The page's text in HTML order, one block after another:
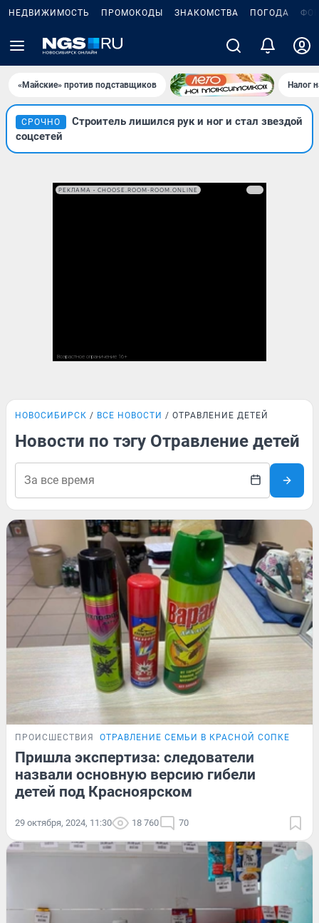
НЕДВИЖИМОСТЬ ПРОМОКОДЫ ЗНАКОМСТВА ПОГОДА
«Майские» против подставщиков Налог
СРОЧНО
Строитель лишился рук и ног и стал звездой
соцсетей
РЕКЛАМА • CHOOSE.ROOM-ROOM.ONLINE
НОВОСИБИРСК ВСЕ НОВОСТИ ОТРАВЛЕНИЕ ДЕТЕЙ
Новости по тэгу Отравление детей
ПРОИСШЕСТВИЯ ОТРАВЛЕНИЕ СЕМЬИ В КРАСНОЙ СОПКЕ
Пришла экспертиза: следователи
назвали основную версию гибели
детей под Красноярском
29 октября, 2024, 11:30 18 760 70